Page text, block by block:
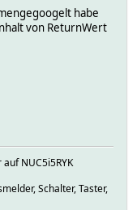
habe
von ReturnWert
NUC5i5RYK
Schalter, Taster,